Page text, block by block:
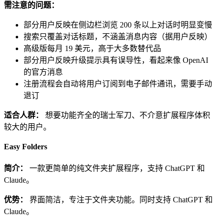
需注意的问题：
部分用户反映在侧边栏浏览 200 条以上对话时明显变慢
搜索只覆盖对话标题，不涵盖消息内容（据用户反映）
高级版每月 19 美元，高于大多数替代品
部分用户反映升级提示具有误导性，看起来像 OpenAI
的官方消息
注册流程会自动将用户订阅到电子邮件通讯，需要手动
退订
适合人群：
想要功能齐全的瑞士军刀、不介意扩展程序体积
较大的用户。
Easy Folders
简介：
一款更简单的纯文件夹扩展程序，支持 ChatGPT 和
Claude。
优势：
界面简洁，专注于文件夹功能。同时支持 ChatGPT 和
Claude。